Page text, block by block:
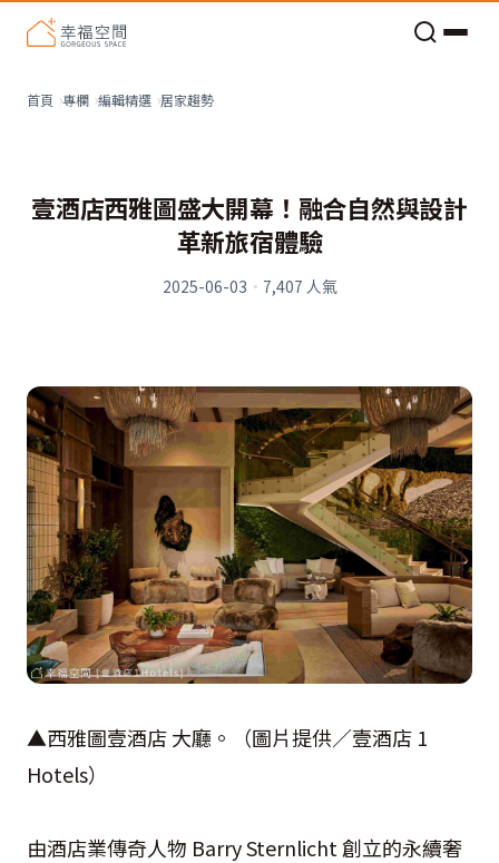
首頁 專欄 編輯精選 居家趨勢
壹酒店西雅圖盛大開幕！融合自然與設計
革新旅宿體驗
2025-06-03 · 7,407 人氣
▲西雅圖壹酒店 大廳。（圖片提供／壹酒店 1
Hotels）
由酒店業傳奇人物 Barry Sternlicht 創立的永續奢